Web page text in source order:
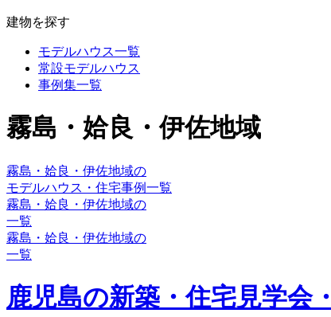
建物を探す
モデルハウス一覧
常設モデルハウス
事例集一覧
霧島・姶良・伊佐地域
霧島・姶良・伊佐地域の
モデルハウス・住宅事例一覧
霧島・姶良・伊佐地域の
一覧
霧島・姶良・伊佐地域の
一覧
鹿児島の新築・住宅見学会